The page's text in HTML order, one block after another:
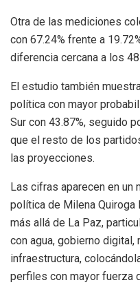
Otra de las mediciones
con 67.24% frente a
diferencia cercana a los
El estudio también
política con mayor
Sur con 43.87%, seguido
que el resto de los
las proyecciones.
Las cifras aparecen en un
política de Milena Quiroga
más allá de La Paz,
con agua, gobierno
infraestructura,
perfiles con mayor fuerza